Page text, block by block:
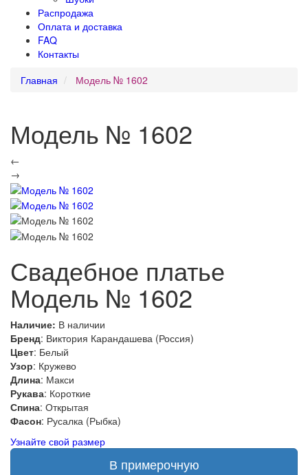
Распродажа
Оплата и доставка
FAQ
Контакты
Главная
Модель № 1602
Модель № 1602
←
→
Свадебное платье
Модель № 1602
Наличие: В наличии
Бренд: Виктория Карандашева (Россия)
Цвет: Белый
Узор: Кружево
Длина: Макси
Рукава: Короткие
Спина: Открытая
Фасон: Русалка (Рыбка)
Узнайте свой размер
В примерочную